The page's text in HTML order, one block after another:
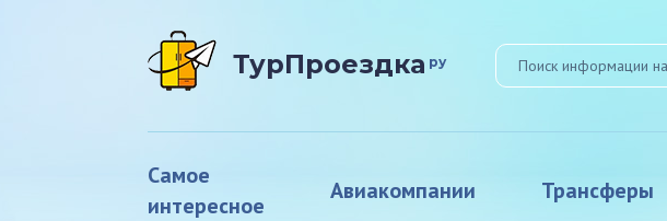
ТурПроездка ру
Самое
интересное
Авиакомпании Трансферы